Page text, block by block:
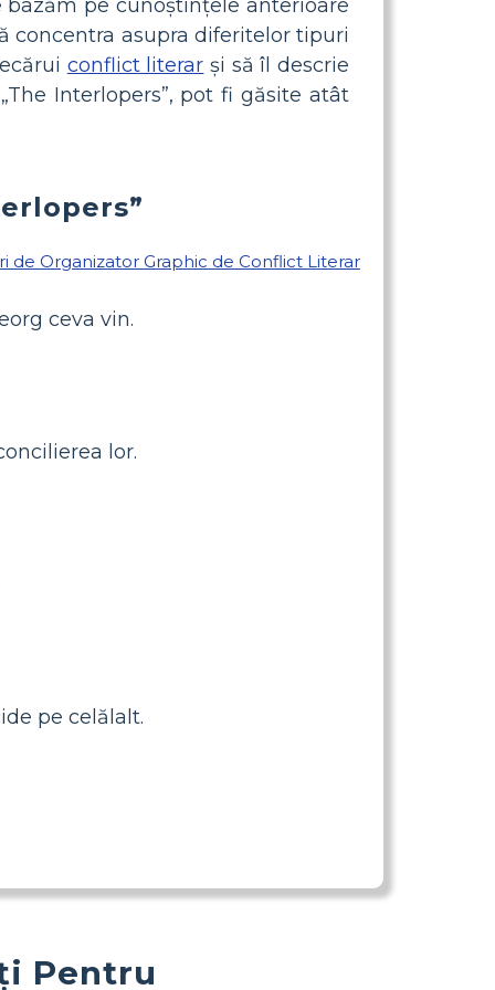
pe cunoștințele anterioare
concentra asupra diferitelor tipuri
conflict literar și să îl descrie
Interlopers”, pot fi găsite atât
ceva vin.
lor.
pe celălalt.
Pentru